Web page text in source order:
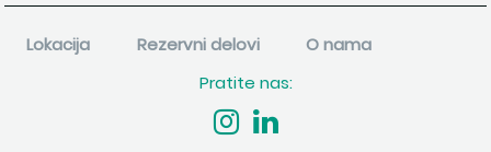
Lokacija Rezervni delovi
O nama
Pratite nas: